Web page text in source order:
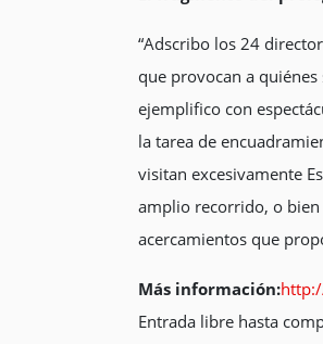
“Adscribo los 24
que provocan a
ejemplifico con
la tarea de
visitan excesivamente
amplio recorrido, o
acercamientos que
Más información:
Entrada libre hasta